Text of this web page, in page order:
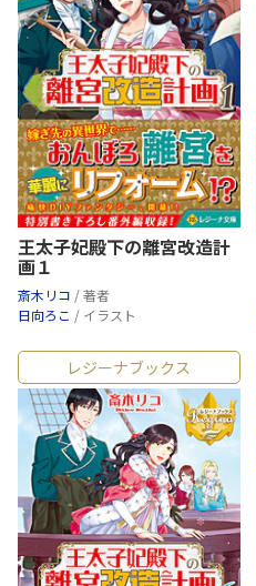
王太子妃殿下の離宮改造計
画１
斎木リコ / 著者
日向ろこ / イラスト
レジーナブックス